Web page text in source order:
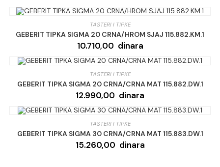
TASTERI I TIPKE
GEBERIT TIPKA SIGMA 20 CRNA/HROM SJAJ 115.882.KM.1
10.710,00 dinara
TASTERI I TIPKE
GEBERIT TIPKA SIGMA 20 CRNA/CRNA MAT 115.882.DW.1
12.990,00 dinara
TASTERI I TIPKE
GEBERIT TIPKA SIGMA 30 CRNA/CRNA MAT 115.883.DW.1
15.260,00 dinara